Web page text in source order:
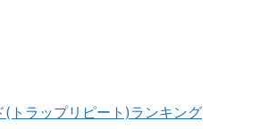
(トラップリピート)ランキング